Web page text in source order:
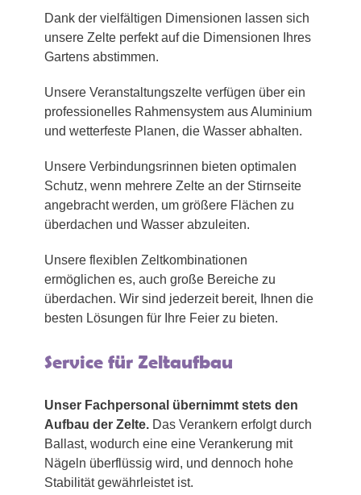
Dank der vielfältigen Dimensionen lassen sich
unsere Zelte perfekt auf die Dimensionen Ihres
Gartens abstimmen.
Unsere Veranstaltungszelte verfügen über ein
professionelles Rahmensystem aus Aluminium
und wetterfeste Planen, die Wasser abhalten.
Unsere Verbindungsrinnen bieten optimalen
Schutz, wenn mehrere Zelte an der Stirnseite
angebracht werden, um größere Flächen zu
überdachen und Wasser abzuleiten.
Unsere flexiblen Zeltkombinationen
ermöglichen es, auch große Bereiche zu
überdachen. Wir sind jederzeit bereit, Ihnen die
besten Lösungen für Ihre Feier zu bieten.
Service für Zeltaufbau
Unser Fachpersonal übernimmt stets den
Aufbau der Zelte. Das Verankern erfolgt durch
Ballast, wodurch eine eine Verankerung mit
Nägeln überflüssig wird, und dennoch hohe
Stabilität gewährleistet ist.